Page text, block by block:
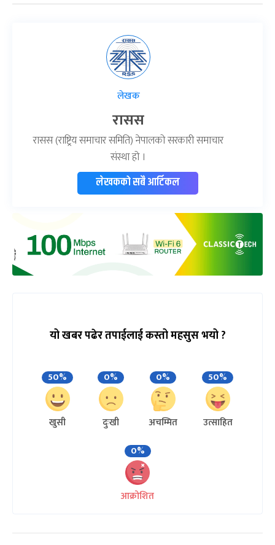
लेखक
रासस
रासस (राष्ट्रिय समाचार समिति) नेपालको सरकारी समाचार
संस्था हो ।
लेखकको सबै आर्टिकल
यो खबर पढेर तपाईलाई कस्तो महसुस भयो ?
50%
खुसी
0%
दुःखी
0%
अचम्मित
50%
उत्साहित
0%
आक्रोशित